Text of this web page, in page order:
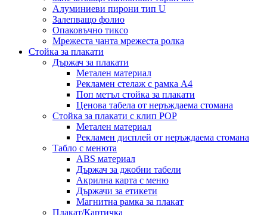
Алуминиеви пирони тип U
Залепващо фолио
Опаковъчно тиксо
Мрежеста чанта мрежеста ролка
Стойка за плакати
Държач за плакати
Метален материал
Рекламен стелаж с рамка А4
Поп метъл стойка за плакати
Ценова табела от неръждаема стомана
Стойка за плакати с клип POP
Метален материал
Рекламен дисплей от неръждаема стомана
Табло с менюта
ABS материал
Държач за джобни табели
Акрилна карта с меню
Държачи за етикети
Магнитна рамка за плакат
Плакат/Картичка